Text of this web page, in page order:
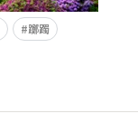
躑躅